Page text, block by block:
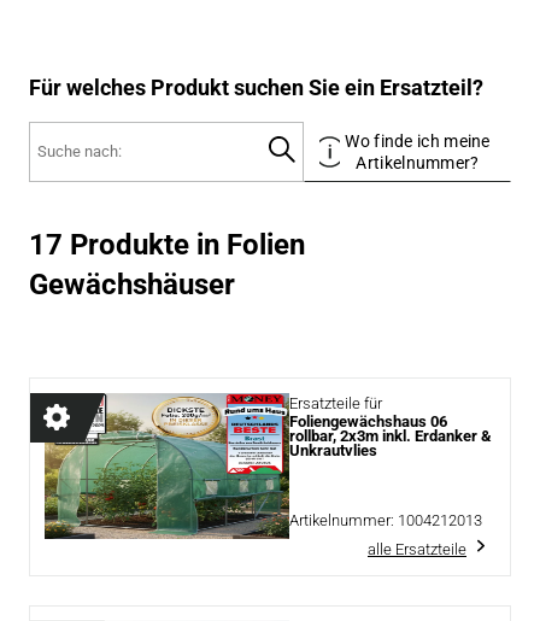
Für welches Produkt suchen Sie ein Ersatzteil?
Wo finde ich meine
Artikelnummer?
17 Produkte in Folien
Gewächshäuser
Ersatzteile für
Foliengewächshaus 06
rollbar, 2x3m inkl. Erdanker &
Unkrautvlies
Artikelnummer: 1004212013
alle Ersatzteile